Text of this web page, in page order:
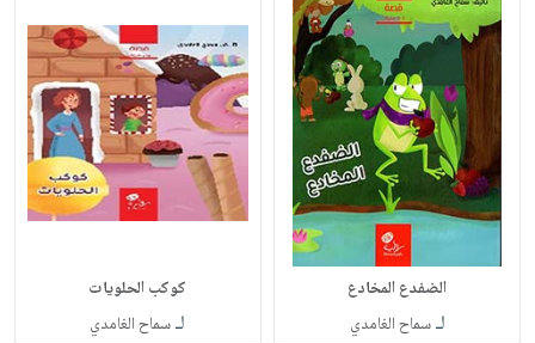
الضفدع المخادع
لـسماح الغامدي
كوكب الحلويات
لـسماح الغامدي